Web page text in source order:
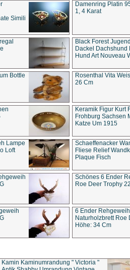
Simili
Damenring Platin
1, 4 Karat
Black Forest
Dackel Dachshund
Hund Art Nouveau
Bottle
Rosenthal Vita
26 Cm
Keramik Figur Kurt
Frohburg Sachsen
Katze Um 1915
Lampe
Loft
Schaeffenacker
Fliese Relief
Plaque Fisch
Schönes 6 Ender
Roe Deer Trophy
6 Ender
Naturholzbrett Roe
Höhe: 34 Cm
Kamin Kaminumrandung " Victoria "